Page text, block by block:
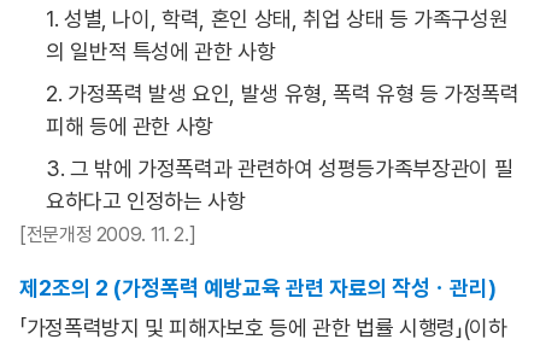
1. 성별, 나이, 학력, 혼인 상태, 취업 상태 등 가족구성원
의 일반적 특성에 관한 사항
2. 가정폭력 발생 요인, 발생 유형, 폭력 유형 등 가정폭력
피해 등에 관한 사항
3. 그 밖에 가정폭력과 관련하여 성평등가족부장관이 필
요하다고 인정하는 사항
[전문개정 2009. 11. 2.]
제2조의 2 (가정폭력 예방교육 관련 자료의 작성ㆍ관리)
「가정폭력방지 및 피해자보호 등에 관한 법률 시행령」(이하